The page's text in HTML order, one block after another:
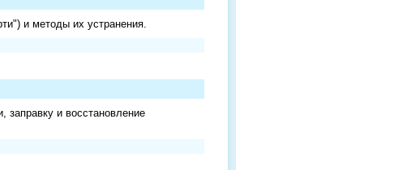
и методы их устранения.
заправку и восстановление